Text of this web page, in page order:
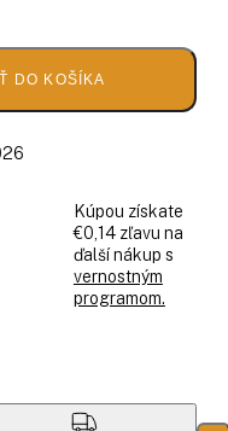
DO KOŠÍKA
Kúpou získate
€0,14 zľavu na
ďalší nákup s
vernostným
programom.